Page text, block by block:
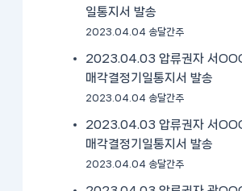
일통지서 발송
2023.04.04 송달간주
2023.04.03 압류권자 서
매각결정기일통지서 발송
2023.04.04 송달간주
2023.04.03 압류권자 서
매각결정기일통지서 발송
2023.04.04 송달간주